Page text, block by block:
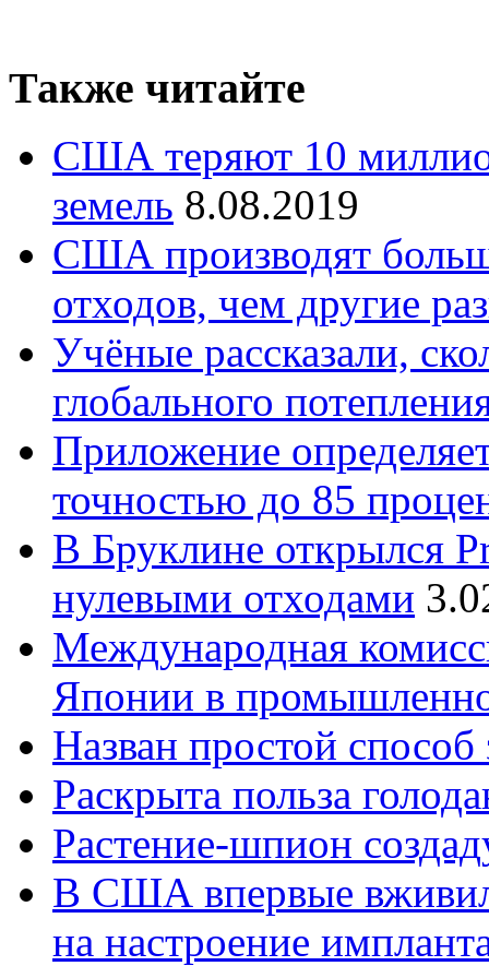
Также читайте
США теряют 10
земель 8.08.2019
США производят
отходов, чем другие
Учёные рассказали,
глобального
Приложение
точностью до 85
В Бруклине открылся
нулевыми отходами
Международная
Японии в
Назван простой
Раскрыта польза
Растение-шпион
В США впервые
на настроение